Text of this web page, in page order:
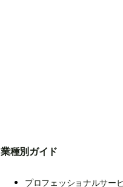
業種別ガイド
プロフェッショナルサー